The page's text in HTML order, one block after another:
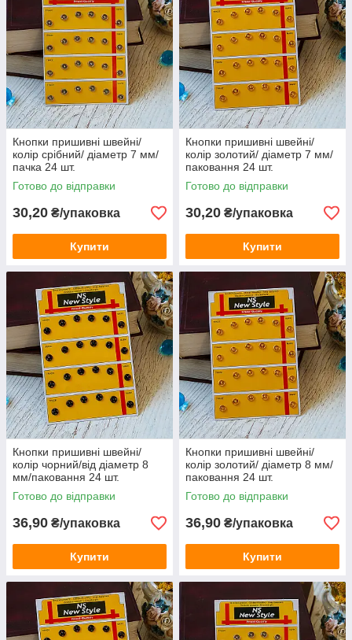
Кнопки пришивні швейні/
колір срібний/ діаметр 7 мм/
пачка 24 шт.
Готово до відправки
30,20 ₴/упаковка
Купити
Кнопки пришивні швейні/
колір золотий/ діаметр 7 мм/
паковання 24 шт.
Готово до відправки
30,20 ₴/упаковка
Купити
Кнопки пришивні швейні/
колір чорний/від діаметр 8
мм/паковання 24 шт.
Готово до відправки
36,90 ₴/упаковка
Купити
Кнопки пришивні швейні/
колір золотий/ діаметр 8 мм/
паковання 24 шт.
Готово до відправки
36,90 ₴/упаковка
Купити